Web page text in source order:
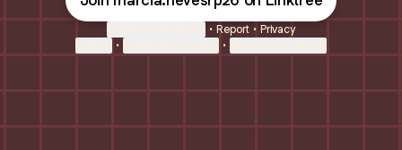
Cookie Preferences • Report • Privacy
Explore • About this account • More from Linktree